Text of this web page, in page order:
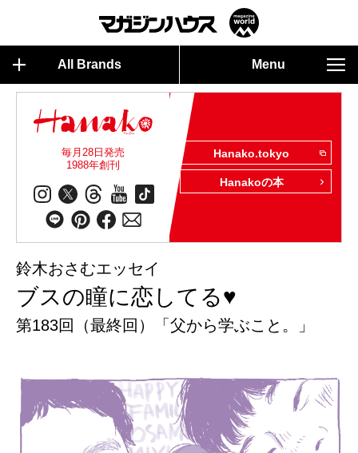
All Brands Menu
毎月28日発売
1988年創刊
Hanako.tokyo
Hanakoの本
鈴木おさむエッセイ
ブスの瞳に恋してる♥
第183回（最終回）「父から学ぶこと。」